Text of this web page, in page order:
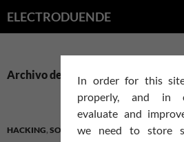
In order for this
properly, and in
evaluate and
we need to store
ELECTRODUENDE
Archivo de la categoría: Hacking
HACKING, SOFTWARE LIBRE, UNIX-LINUX